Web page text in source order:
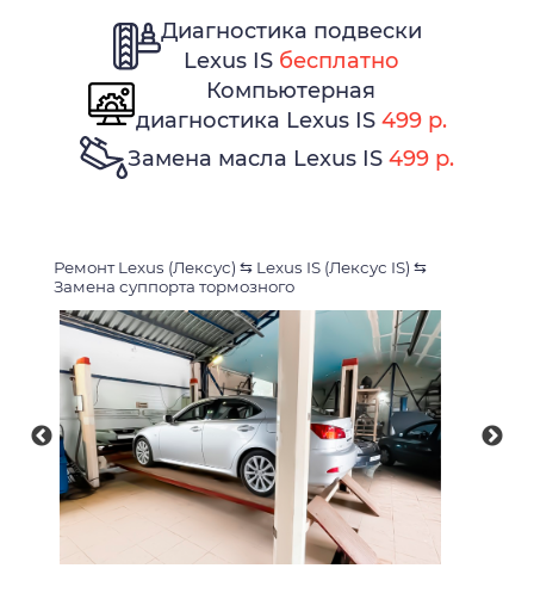
Диагностика подвески
Lexus IS бесплатно
Компьютерная
диагностика Lexus IS 499 р.
Замена масла Lexus IS 499 р.
Ремонт Lexus (Лексус) ⇆ Lexus IS (Лексус IS) ⇆
Замена суппорта тормозного